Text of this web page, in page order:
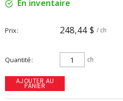
En inventaire
Prix 248,44 $ / ch
Quantité ch
AJOUTER AU
PANIER